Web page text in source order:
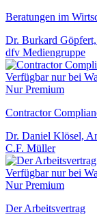
Beratungen im
Dr. Burkard
dfv Mediengruppe
Verfügbar nur bei
Nur Premium
Contractor
Dr. Daniel Klösel,
C.F. Müller
Verfügbar nur bei
Nur Premium
Der Arbeitsvertrag